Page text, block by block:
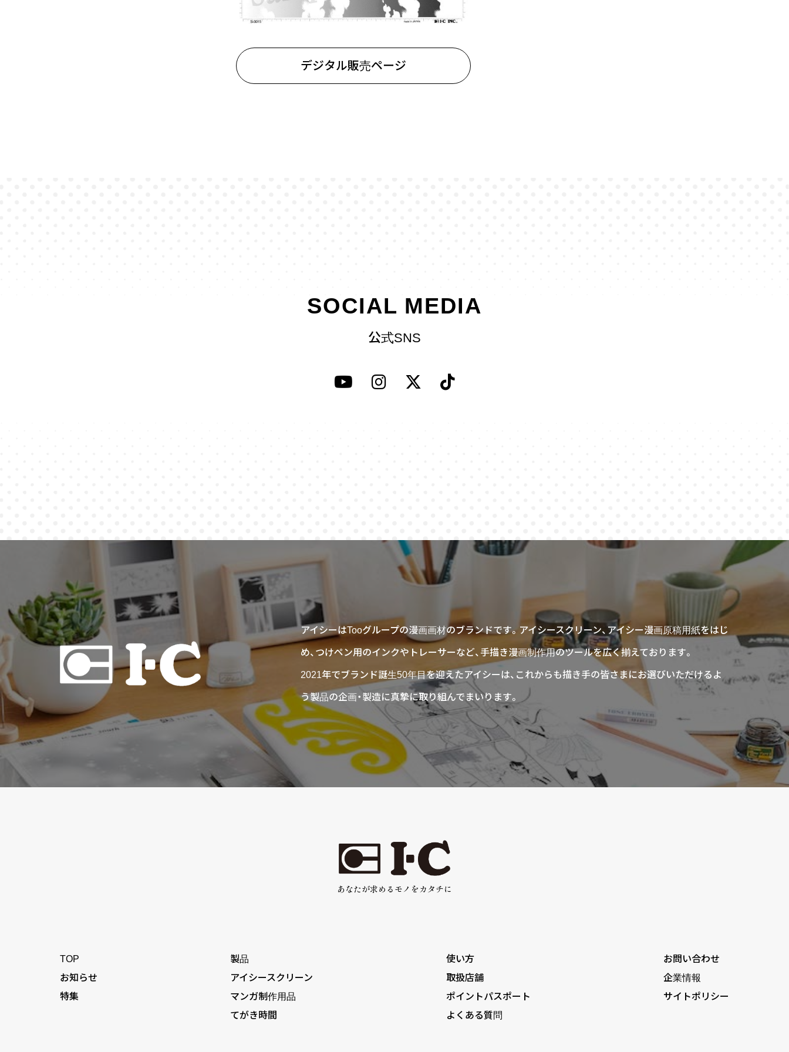
デジタル販売ページ
SOCIAL MEDIA
公式SNS
アイシーはTooグループの漫画画材のブランドです。アイシースクリーン、アイシー漫画原稿用紙をはじ
め、つけペン用のインクやトレーサーなど、手描き漫画制作用のツールを広く揃えております。
2021年でブランド誕生50年目を迎えたアイシーは、これからも描き手の皆さまにお選びいただけるよ
う製品の企画・製造に真摯に取り組んでまいります。
あなたが求めるモノをカタチに
TOP
お知らせ
特集
製品
アイシースクリーン
マンガ制作用品
てがき時間
使い方
取扱店舗
ポイントパスポート
よくある質問
お問い合わせ
企業情報
サイトポリシー